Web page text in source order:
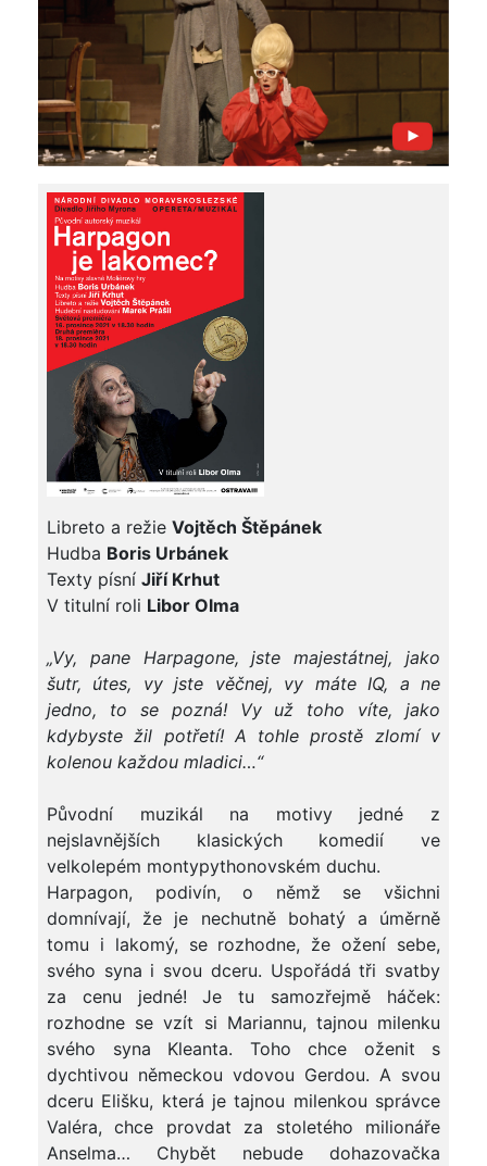
Libreto a režie Vojtěch Štěpánek
Hudba Boris Urbánek
Texty písní Jiří Krhut
V titulní roli Libor Olma
„Vy, pane Harpagone, jste majestátnej, jako
šutr, útes, vy jste věčnej, vy máte IQ, a ne
jedno, to se pozná! Vy už toho víte, jako
kdybyste žil potřetí! A tohle prostě zlomí v
kolenou každou mladici…“
Původní muzikál na motivy jedné z
nejslavnějších klasických komedií ve
velkolepém montypythonovském duchu.
Harpagon, podivín, o němž se všichni
domnívají, že je nechutně bohatý a úměrně
tomu i lakomý, se rozhodne, že ožení sebe,
svého syna i svou dceru. Uspořádá tři svatby
za cenu jedné! Je tu samozřejmě háček:
rozhodne se vzít si Mariannu, tajnou milenku
svého syna Kleanta. Toho chce oženit s
dychtivou německou vdovou Gerdou. A svou
dceru Elišku, která je tajnou milenkou správce
Valéra, chce provdat za stoletého milionáře
Anselma… Chybět nebude dohazovačka